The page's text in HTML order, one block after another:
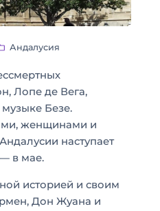
Андалусия
Лопе де Вега,
Безе.
женщинами и
наступает
в мае.
историей и своим
Дон Жуана и